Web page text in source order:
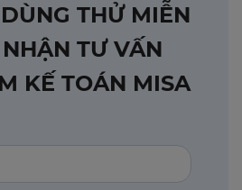
THỬ MIỄN
TƯ VẤN
KẾ TOÁN MISA